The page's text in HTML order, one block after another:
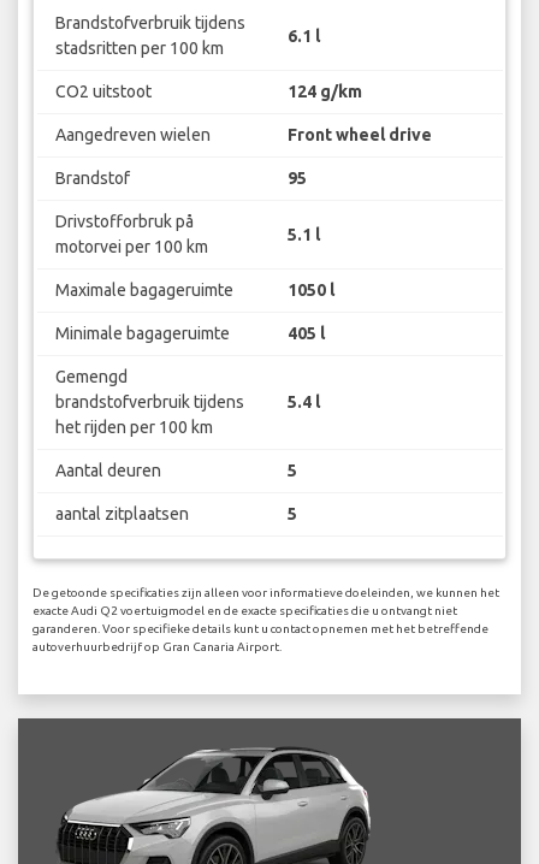
Brandstofverbruik tijdens
stadsritten per 100 km
6.1 l
CO2 uitstoot 124 g/km
Aangedreven wielen Front wheel drive
Brandstof 95
Drivstofforbruk på
motorvei per 100 km
5.1 l
Maximale bagageruimte 1050 l
Minimale bagageruimte 405 l
Gemengd
brandstofverbruik tijdens
het rijden per 100 km
5.4 l
Aantal deuren 5
aantal zitplaatsen 5
De getoonde specificaties zijn alleen voor informatieve doeleinden, we kunnen het
exacte Audi Q2 voertuigmodel en de exacte specificaties die u ontvangt niet
garanderen. Voor specifieke details kunt u contact opnemen met het betreffende
autoverhuurbedrijf op Gran Canaria Airport.